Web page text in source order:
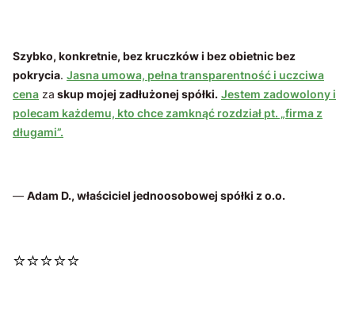
Szybko, konkretnie, bez kruczków i bez obietnic bez
pokrycia. Jasna umowa, pełna transparentność i uczciwa
cena za skup mojej zadłużonej spółki. Jestem zadowolony i
polecam każdemu, kto chce zamknąć rozdział pt. „firma z
długami”.
— Adam D., właściciel jednoosobowej spółki z o.o.
⭐⭐⭐⭐⭐